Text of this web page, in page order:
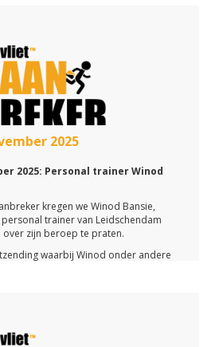
eruit?
gedaan om dit werk te kunnen
veel meer verteld en je kunt dit
2025
2025: Personal trainer Winod
kregen we Winod Bansie,
trainer van Leidschendam
zijn beroep te praten.
waarbij Winod onder andere
aan zijn werk vind en welke opleiding hij
bod gekomen.